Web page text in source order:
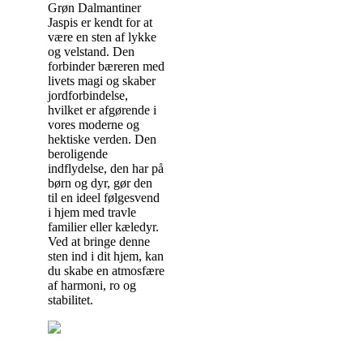
Grøn Dalmantiner
Jaspis er kendt for at
være en sten af ​​lykke
og velstand. Den
forbinder bæreren med
livets magi og skaber
jordforbindelse,
hvilket er afgørende i
vores moderne og
hektiske verden. Den
beroligende
indflydelse, den har på
børn og dyr, gør den
til en ideel følgesvend
i hjem med travle
familier eller kæledyr.
Ved at bringe denne
sten ind i dit hjem, kan
du skabe en atmosfære
af harmoni, ro og
stabilitet.